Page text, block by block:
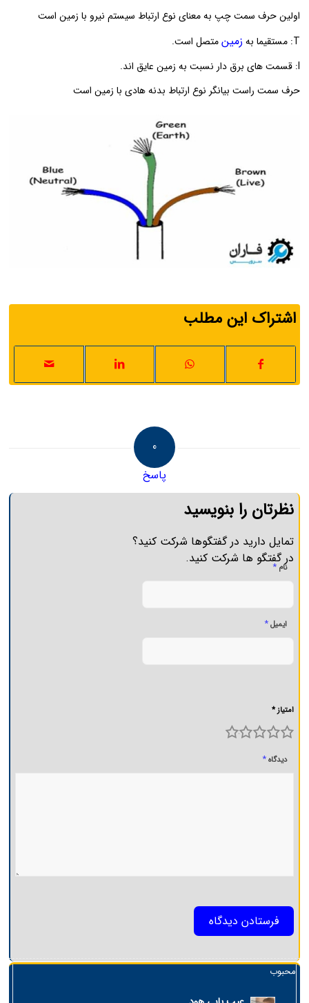
اولین حرف سمت چپ به معنای نوع ارتباط سیستم نیرو با زمین است
T: مستقیما به
زمینمتصل است.
I: قسمت های برق دار نسبت به زمین عایق اند.
حرف سمت راست بیانگر نوع ارتباط بدنه هادی با زمین است
اشتراک این مطلب
0
پاسخ
نظرتان را بنویسید
تمایل دارید در گفتگوها شرکت کنید؟
در گفتگو ها شرکت کنید.
نام*
ایمیل*
امتیاز *
4 3 2 1
دیدگاه*
محبوب